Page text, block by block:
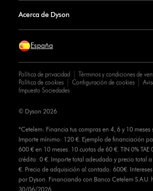
Acerca de Dyson
España
Política de privacidad
Términos y condiciones de
Política de cookies
Configuración de cookies
Impuesto Sociedades
*Cetelem: Financia tus compras en 4, 6 y 10 meses
Importe mínimo: 120 €. Ejemplo de financiación
600 € en 10 meses. 10 cuotas de 60 €. TIN 0% TAE
crédito: 0 €. Importe total adeudado y precio total
€. Precio de adquisición al contado: 600€.
por Dyson. Financiando con Banco Cetelem S.A.U.
30/06/2026.
© Dyson 2026